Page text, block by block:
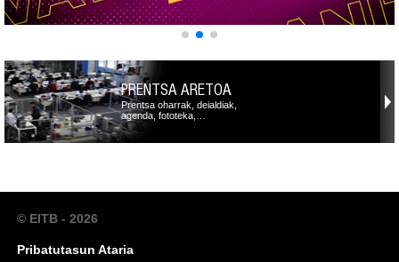
PRENTSA ARETOA
Prentsa oharrak, deialdiak,
agenda, fototeka,…
© EITB - 2026
Pribatutasun Ataria